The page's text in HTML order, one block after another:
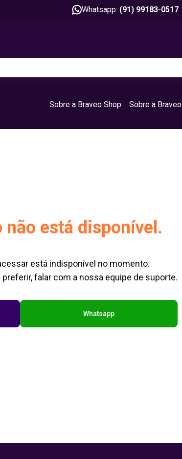
Whatsapp: (91) 99183-0517
Sobre a Braveo Shop Sobre a Braveo
não está disponível.
está indisponível no momento.
falar com a nossa equipe de suporte.
Whatsapp